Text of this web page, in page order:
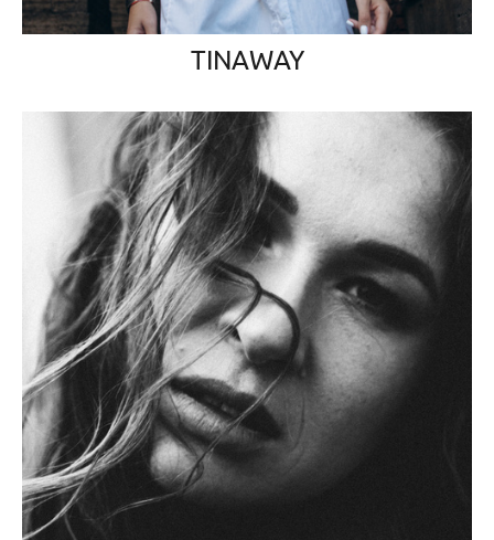
TINAWAY